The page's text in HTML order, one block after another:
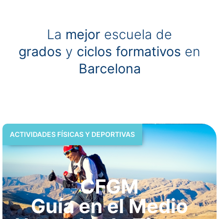
Ver grados deportivos
La mejor escuela de
grados y ciclos formativos en
Barcelona
ACTIVIDADES FÍSICAS Y DEPORTIVAS
CFGM
Guía en el Medio